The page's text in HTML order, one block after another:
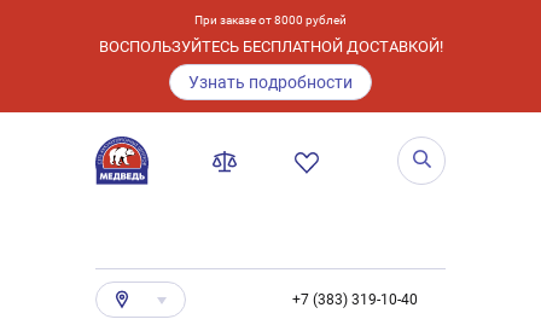
При заказе от 8000 рублей
ВОСПОЛЬЗУЙТЕСЬ БЕСПЛАТНОЙ ДОСТАВКОЙ!
Узнать подробности
+7 (383) 319-10-40